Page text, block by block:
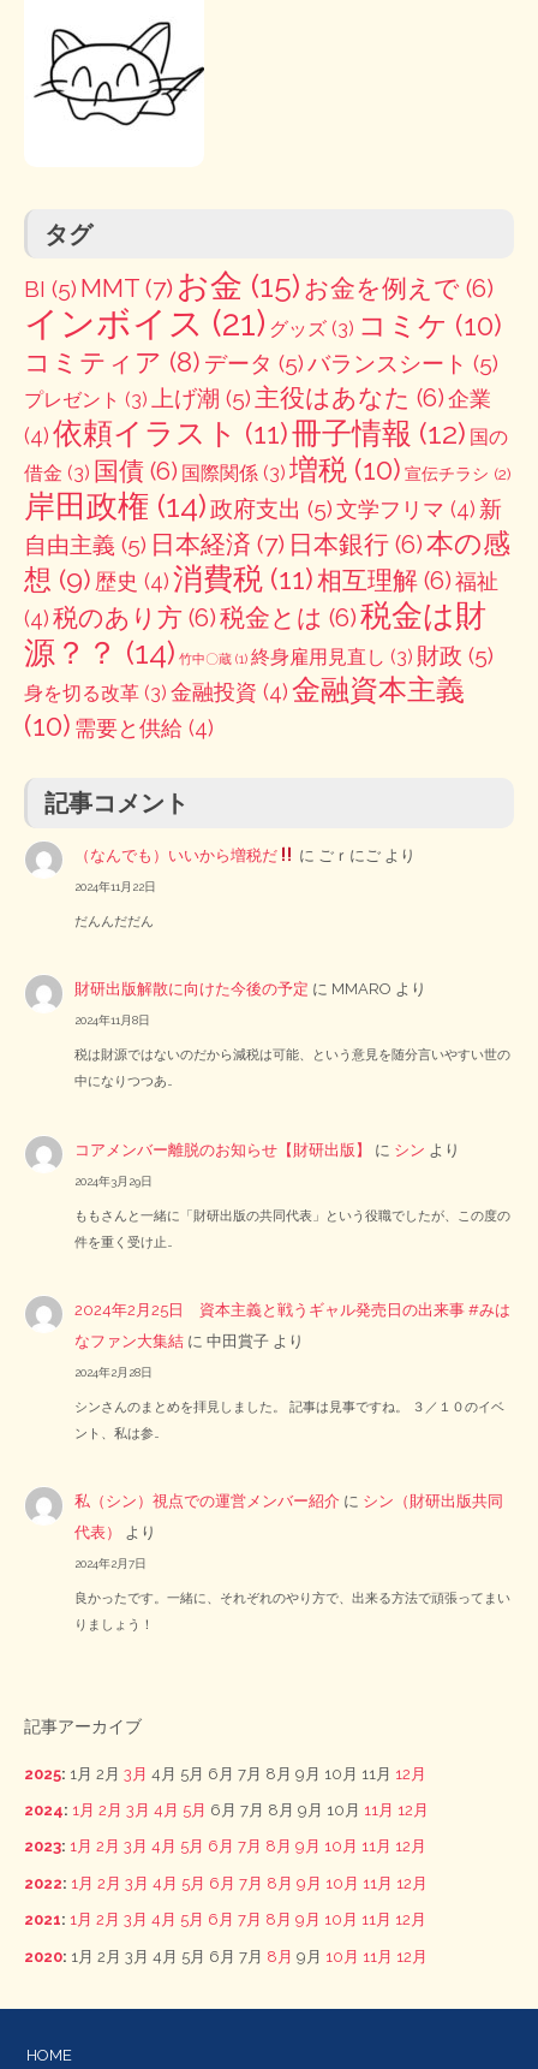
タグ
BI (5) MMT (7) お金 (15) お金を例えで (6)
インボイス (21) グッズ (3) コミケ (10)
コミティア (8) データ (5)バランスシート (5)
プレゼント (3) 上げ潮 (5) 主役はあなた (6)企業
(4)依頼イラスト (11)冊子情報 (12) 国の
借金 (3) 国債 (6) 国際関係 (3) 増税 (10) 宣伝チラシ (2)
岸田政権 (14)政府支出 (5)文学フリマ (4) 新
自由主義 (5) 日本経済 (7) 日本銀行 (6)本の感
想 (9) 歴史 (4)消費税 (11)相互理解 (6)福祉
(4)税のあり方 (6)税金とは (6)税金は財
源？？ (14) 竹中〇蔵 (1) 終身雇用見直し (3) 財政 (5)
身を切る改革 (3) 金融投資 (4)金融資本主義
(10) 需要と供給 (4)
記事コメント
（なんでも）いいから増税だ に ごｒにご より
2024年11月22日
だんんだだん
財研出版解散に向けた今後の予定 に MMARO より
2024年11月8日
税は財源ではないのだから減税は可能、という意見を随分言いやすい世の
中になりつつあ…
コアメンバー離脱のお知らせ【財研出版】 に シン より
2024年3月29日
ももさんと一緒に「財研出版の共同代表」という役職でしたが、この度の
件を重く受け止…
2024年2月25日 資本主義と戦うギャル発売日の出来事 #みは
なファン大集結 に中田賞子 より
2024年2月28日
シンさんのまとめを拝見しました。 記事は見事ですね。 ３／１０のイベ
ント、私は参…
私（シン）視点での運営メンバー紹介 に シン（財研出版共同
代表）
より
2024年2月7日
良かったです。一緒に、それぞれのやり方で、出来る方法で頑張ってまい
りましょう！
記事アーカイブ
2025: 1月 2月 3月 4月 5月 6月 7月 8月 9月 10月 11月 12月
2024: 1月 2月 3月 4月 5月 6月 7月 8月 9月 10月 11月 12月
2023: 1月 2月 3月 4月 5月 6月 7月 8月 9月 10月 11月 12月
2022: 1月 2月 3月 4月 5月 6月 7月 8月 9月 10月 11月 12月
2021: 1月 2月 3月 4月 5月 6月 7月 8月 9月 10月 11月 12月
2020: 1月 2月 3月 4月 5月 6月 7月 8月 9月 10月 11月 12月
HOME